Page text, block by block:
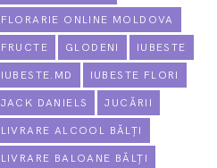
FLORARIE ONLINE MOLDOVA
FRUCTE GLODENI IUBESTE
IUBESTE.MD IUBESTE FLORI
JACK DANIELS JUCĂRII
LIVRARE ALCOOL BĂLȚI
LIVRARE BALOANE BĂLȚI